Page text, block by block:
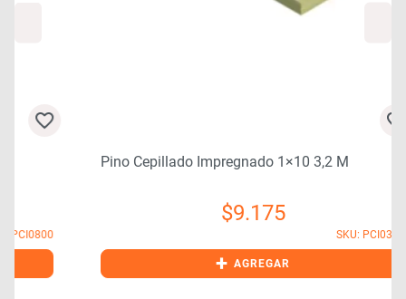
Pino Cepillado Impregnado 1×10 3,2 M
9.175
SKU: PCI0330
AGREGAR